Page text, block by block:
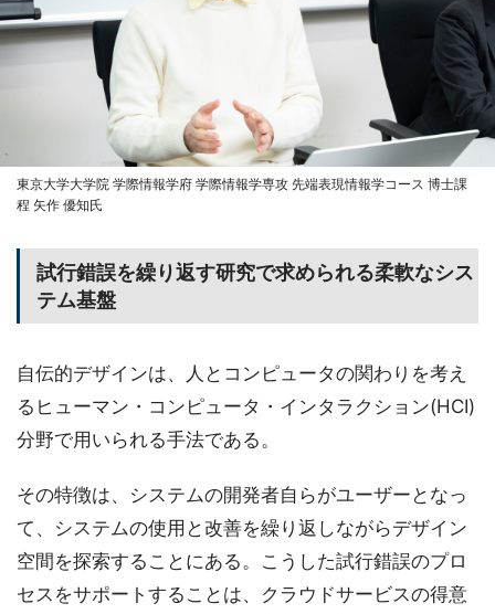
東京大学大学院 学際情報学府 学際情報学専攻 先端表現情報学コース 博士課
程 矢作 優知氏
試行錯誤を繰り返す研究で求められる柔軟なシス
テム基盤
自伝的デザインは、人とコンピュータの関わりを考え
るヒューマン・コンピュータ・インタラクション(HCI)
分野で用いられる手法である。
その特徴は、システムの開発者自らがユーザーとなっ
て、システムの使用と改善を繰り返しながらデザイン
空間を探索することにある。こうした試行錯誤のプロ
セスをサポートすることは、クラウドサービスの得意